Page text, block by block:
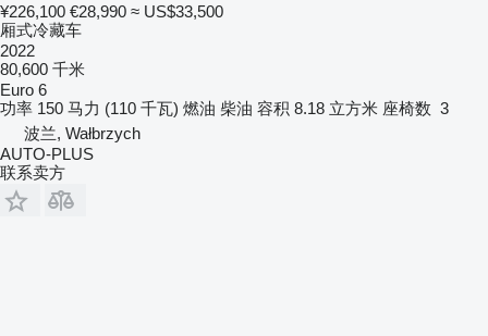
¥226,100 €28,990 ≈ US$33,500
厢式冷藏车
2022
80,600 千米
Euro 6
功率 150 马力 (110 千瓦) 燃油 柴油 容积 8.18 立方米 座椅数 3
波兰, Wałbrzych
AUTO-PLUS
联系卖方